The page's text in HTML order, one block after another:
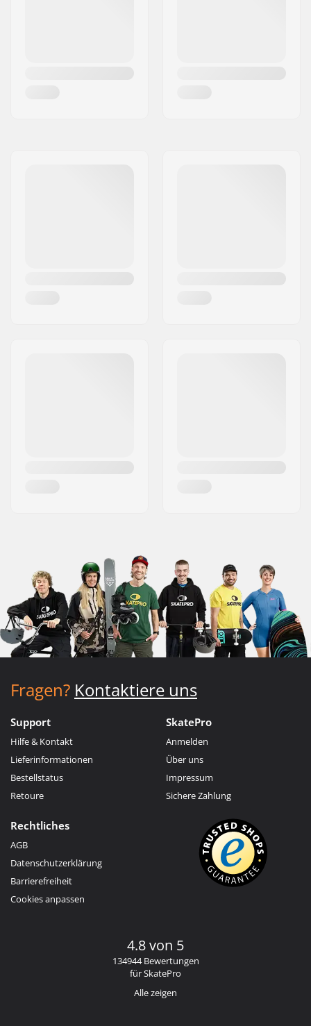
Fragen? Kontaktiere uns
Support
Hilfe & Kontakt
Lieferinformationen
Bestellstatus
Retoure
SkatePro
Anmelden
Über uns
Impressum
Sichere Zahlung
Rechtliches
AGB
Datenschutzerklärung
Barrierefreiheit
Cookies anpassen
4.8 von 5
134944 Bewertungen
für SkatePro
Alle zeigen